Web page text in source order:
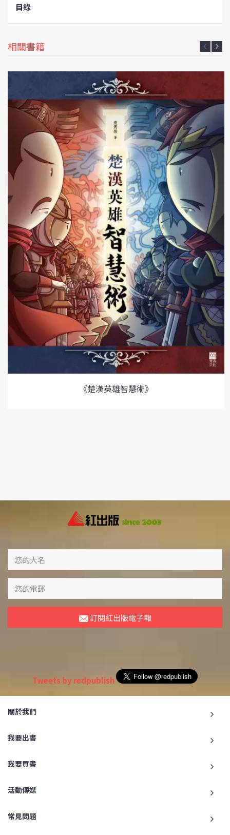
目錄
相關書籍
《楚漢英雄智慧術》
訂閱紅出版電子報
Tweets by redpublish
關於我們
我要出書
我要買書
活動傳媒
常見問題